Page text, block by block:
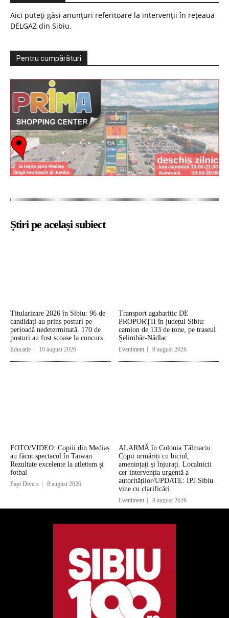
Aici puteți găsi anunțuri referitoare la intervenții în rețeaua
DELGAZ din Sibiu.
Pentru cumpărături
Știri pe același subiect
Titularizare 2026 în Sibiu: 96 de
candidați au prins posturi pe
perioadă nedeterminată. 170 de
posturi au fost scoase la concurs
Educatie 10 august 2026
Transport agabaritic DE
PROPORȚII în județul Sibiu:
camion de 133 de tone, pe traseul
Șelimbăr-Nădlac
Eveniment 9 august 2026
FOTO/VIDEO: Copiii din Mediaș
au făcut spectacol în Taiwan.
Rezultate excelente la atletism și
fotbal
Fapt Divers 8 august 2026
ALARMĂ în Colonia Tălmaciu:
Copii urmăriți cu biciul,
amenințați și înjurați. Localnicii
cer intervenția urgentă a
autorităților/UPDATE: IPJ Sibiu
vine cu clarificări
Eveniment 8 august 2026